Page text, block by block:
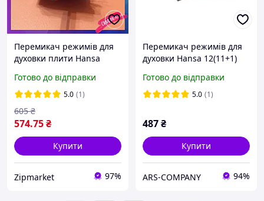
Перемикач режимів для
духовки плити Hansa
INTERSHOP
Готово до відправки
5.0 (1)
574.75₴
605 ₴
Купити
Zipmarket 97%
Перемикач режимів для
духовки Hansa 12(11+1)
8062894
Готово до відправки
5.0 (1)
487₴
Купити
ARS-COMPANY 94%